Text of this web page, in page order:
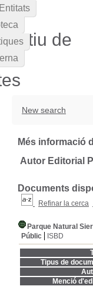
de
New search
Més informació
Autor Editorial
Documents
Refinar la cerca
Parque Natural
Públic
ISBD
Tipus de
Menció
Entitats